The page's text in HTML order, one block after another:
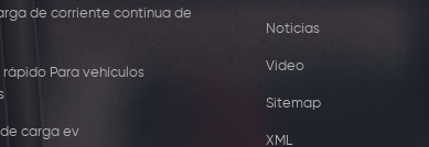
de corriente continua de
Para vehículos
carga ev
Noticias
Video
Sitemap
XML